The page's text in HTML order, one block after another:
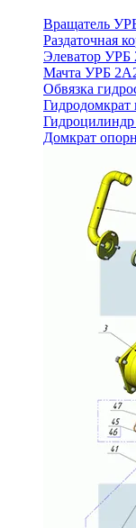
Вращатель
Раздаточная
Элеватор УРБ
Мачта УРБ
Обвязка
Домкрат